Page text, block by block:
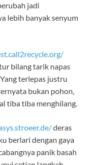
jadi
lebih banyak senyum
bilang tarik napas
terlepas justru
bukan pohon,
tiba tiba menghilang.
deras
berlari dengan gaya
panik basah